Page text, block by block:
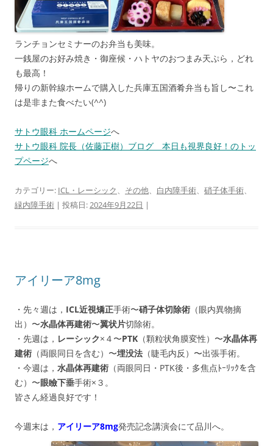
ランチョンセミナーのお弁当も美味。
一銭屋のお好み焼き・御座候・ハトヤのおつまみ天ぷら，どれ
も最高！
帰りの新幹線ホームで購入した兵庫五国酒肴弁当も旨し〜これ
は是非また食べたい(^^)
サトウ眼科 ホームページへ
サトウ眼科 院長（佐藤正樹）ブログ 本日も視界良好！のトッ
プページへ
カテゴリー: ICL・レーシック、 その他、 白内障手術、 硝子体手術、
緑内障手術 | 投稿日:2024年9月22日 |
アイリーア8mg
・先々週は， ICL近視矯正手術〜硝子体切除術 （眼内異物摘
出）〜水晶体再建術〜翼状片切除術。
・先週は， レーシック×４〜PTK （顆粒状角膜変性）〜水晶体再
建術 （両眼同日を含む）〜埋没法 （睫毛内反）〜出張手術。
・今週は， 水晶体再建術 （両眼同日・PTK後・多焦点ﾄｰﾘｯｸを含
む）〜眼瞼下垂手術×３。
皆さん経過良好です！
今週末は， アイリーア8mg発売記念講演会にて品川へ。